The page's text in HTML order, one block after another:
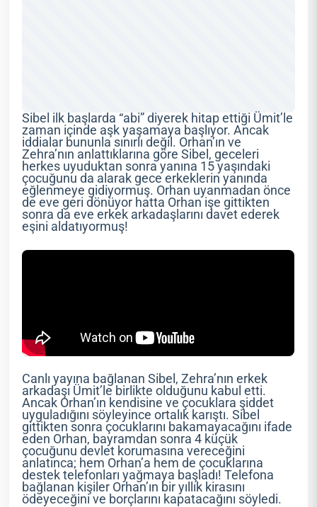
Sibel ilk başlarda “abi” diyerek hitap ettiği Ümit’le
zaman içinde aşk yaşamaya başlıyor. Ancak
iddialar bununla sınırlı değil. Orhan’ın ve
Zehra’nın anlattıklarına göre Sibel, geceleri
herkes uyuduktan sonra yanına 15 yaşındaki
çocuğunu da alarak gece erkeklerin yanında
eğlenmeye gidiyormuş. Orhan uyanmadan önce
de eve geri dönüyor hatta Orhan işe gittikten
sonra da eve erkek arkadaşlarını davet ederek
eşini aldatıyormuş!
Canlı yayına bağlanan Sibel, Zehra’nın erkek
arkadaşı Ümit’le birlikte olduğunu kabul etti.
Ancak Orhan’ın kendisine ve çocuklara şiddet
uyguladığını söyleyince ortalık karıştı. Sibel
gittikten sonra çocuklarını bakamayacağını ifade
eden Orhan, bayramdan sonra 4 küçük
çocuğunu devlet korumasına vereceğini
anlatınca; hem Orhan’a hem de çocuklarına
destek telefonları yağmaya başladı! Telefona
bağlanan kişiler Orhan’ın bir yıllık kirasını
ödeyeceğini ve borçlarını kapatacağını söyledi.